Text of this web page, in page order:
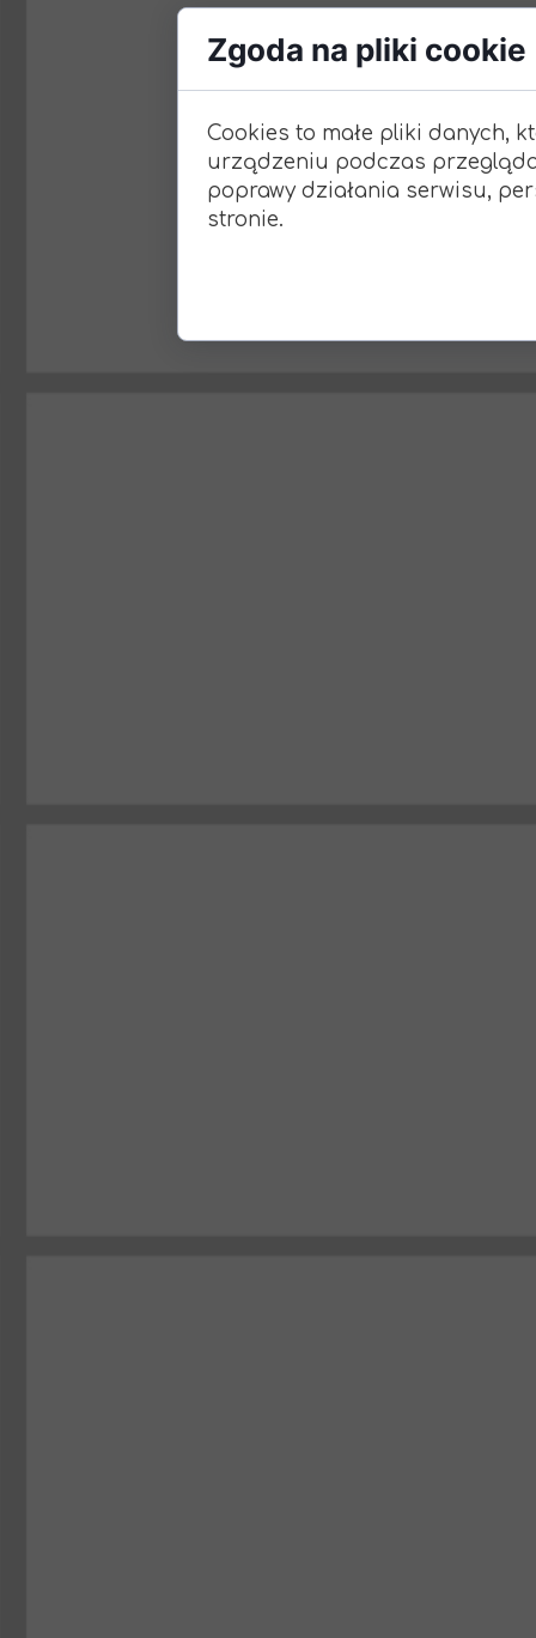
Zgoda na pliki cookie
Cookies to małe pliki danych,
urządzeniu podczas
poprawy działania serwisu,
stronie.